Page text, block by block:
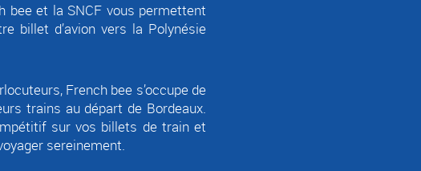
bee et la SNCF vous permettent
billet d’avion vers la Polynésie
French bee s’occupe de
trains au départ de Bordeaux.
sur vos billets de train et
sereinement.